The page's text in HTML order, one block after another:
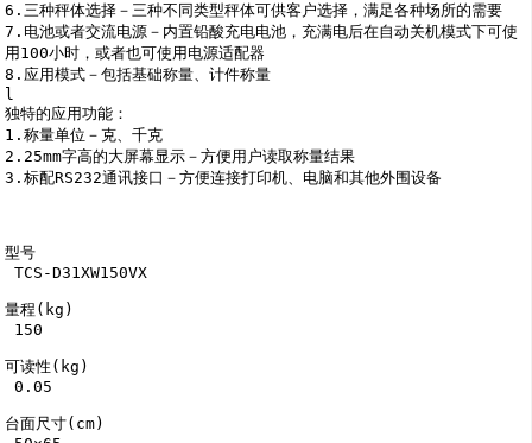
6.三种秤体选择－三种不同类型秤体可供客户选择，满足各种场所的需要
7.电池或者交流电源－内置铅酸充电电池，充满电后在自动关机模式下可使
用100小时，或者也可使用电源适配器
8.应用模式－包括基础称量、计件称量
l
独特的应用功能：
1.称量单位－克、千克
2.25mm字高的大屏幕显示－方便用户读取称量结果
3.标配RS232通讯接口－方便连接打印机、电脑和其他外围设备
型号
TCS-D31XW150VX
量程(kg)
可读性(kg)
0.05
台面尺寸(cm)